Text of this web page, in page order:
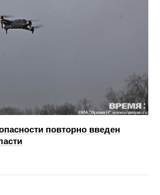
повторно введен